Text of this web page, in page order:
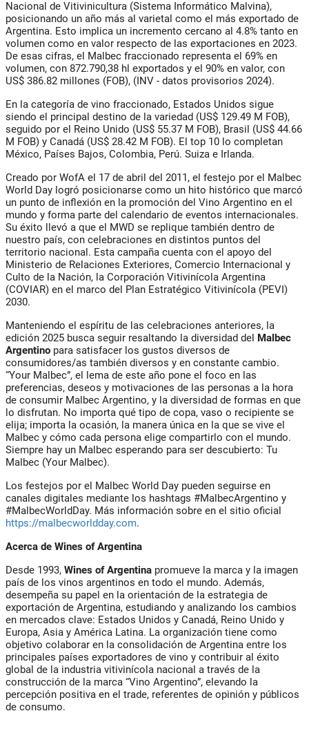
Nacional de Vitivinicultura (Sistema Informático Malvina),
posicionando un año más al varietal como el más exportado de
Argentina. Esto implica un incremento cercano al 4.8% tanto en
volumen como en valor respecto de las exportaciones en 2023.
De esas cifras, el Malbec fraccionado representa el 69% en
volumen, con 872.790,38 hl exportados y el 90% en valor, con
US$ 386.82 millones (FOB), (INV - datos provisorios 2024).
En la categoría de vino fraccionado, Estados Unidos sigue
siendo el principal destino de la variedad (US$ 129.49 M FOB),
seguido por el Reino Unido (US$ 55.37 M FOB), Brasil (US$ 44.66
M FOB) y Canadá (US$ 28.42 M FOB). El top 10 lo completan
México, Países Bajos, Colombia, Perú. Suiza e Irlanda.
Creado por WofA el 17 de abril del 2011, el festejo por el Malbec
World Day logró posicionarse como un hito histórico que marcó
un punto de inflexión en la promoción del Vino Argentino en el
mundo y forma parte del calendario de eventos internacionales.
Su éxito llevó a que el MWD se replique también dentro de
nuestro país, con celebraciones en distintos puntos del
territorio nacional. Esta campaña cuenta con el apoyo del
Ministerio de Relaciones Exteriores, Comercio Internacional y
Culto de la Nación, la Corporación Vitivinícola Argentina
(COVIAR) en el marco del Plan Estratégico Vitivinícola (PEVI)
2030.
Manteniendo el espíritu de las celebraciones anteriores, la
edición 2025 busca seguir resaltando la diversidad del Malbec
Argentino para satisfacer los gustos diversos de
consumidores/as también diversos y en constante cambio.
“Your Malbec”, el lema de este año pone el foco en las
preferencias, deseos y motivaciones de las personas a la hora
de consumir Malbec Argentino, y la diversidad de formas en que
lo disfrutan. No importa qué tipo de copa, vaso o recipiente se
elija; importa la ocasión, la manera única en la que se vive el
Malbec y cómo cada persona elige compartirlo con el mundo.
Siempre hay un Malbec esperando para ser descubierto: Tu
Malbec (Your Malbec).
Los festejos por el Malbec World Day pueden seguirse en
canales digitales mediante los hashtags #MalbecArgentino y
#MalbecWorldDay. Más información sobre en el sitio oficial
https://malbecworldday.com.
Acerca de Wines of Argentina
Desde 1993, Wines of Argentina promueve la marca y la imagen
país de los vinos argentinos en todo el mundo. Además,
desempeña su papel en la orientación de la estrategia de
exportación de Argentina, estudiando y analizando los cambios
en mercados clave: Estados Unidos y Canadá, Reino Unido y
Europa, Asia y América Latina. La organización tiene como
objetivo colaborar en la consolidación de Argentina entre los
principales países exportadores de vino y contribuir al éxito
global de la industria vitivinícola nacional a través de la
construcción de la marca “Vino Argentino”, elevando la
percepción positiva en el trade, referentes de opinión y públicos
de consumo.